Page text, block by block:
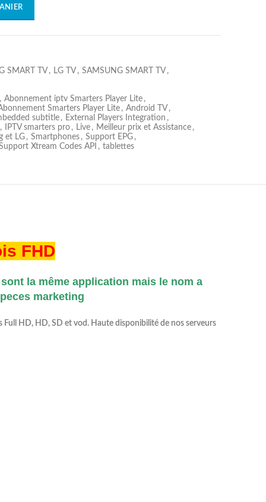
SMART TV , LG TV , SAMSUNG SMART TV ,
, Abonnement iptv Smarters Player Lite ,
Smarters Player Lite , Android TV ,
subtitle , External Players Integration ,
,
IPTV smarters pro , Live , Meilleur prix et Assistance ,
et LG , Smartphones , Support EPG ,
Xtream Codes API , tablettes
FHD
la même application mais le nom a
marketing
Full HD, HD, SD et vod. Haute disponibilité de nos serveurs